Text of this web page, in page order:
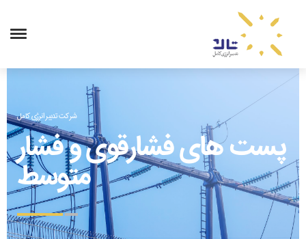
شرکت تدبیر انرژی کامل
پست های فشارقوی و فشار
متوسط